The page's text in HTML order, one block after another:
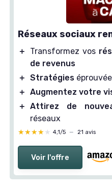
Réseaux sociaux
＋ Transformez vos
de revenus
＋ Stratégies
＋ Augmentez votre
＋ Attirez de
réseaux
★★★★★
★★★★★ 4,1/5 — 21 avis
Voir l'offre